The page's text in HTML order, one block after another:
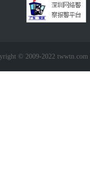
© 2009-2022